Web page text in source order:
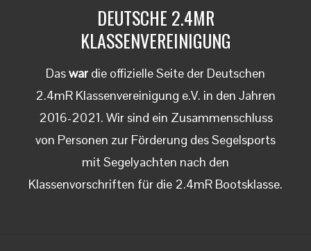
DEUTSCHE 2.4MR
KLASSENVEREINIGUNG
Daswar die offizielle Seite der Deutschen
2.4mR Klassenvereinigung e.V. in den Jahren
2016-2021. Wir sind ein Zusammenschluss
von Personen zur Förderung des Segelsports
mit Segelyachten nach den
Klassenvorschriften für die 2.4mR Bootsklasse.